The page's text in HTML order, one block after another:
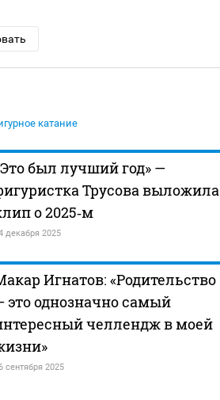
катание
был лучший год» —
Трусова выложила
о 2025‑м
декабря 2025
Игнатов: «Родительство
это однозначно самый
челлендж в моей
сентября 2025